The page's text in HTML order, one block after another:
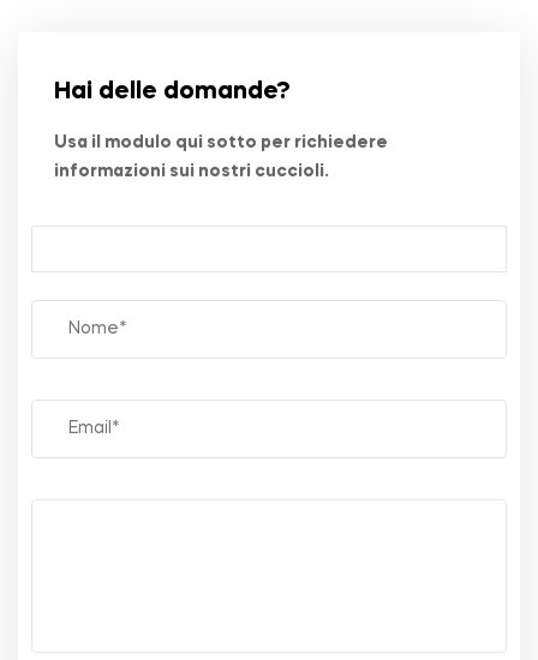
Hai delle domande?
Usa il modulo qui sotto per richiedere
informazioni sui nostri cuccioli.